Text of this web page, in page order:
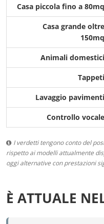
Casa piccola fino a 80mq
Casa grande oltre
150mq
Animali domestici
Tappeti
Lavaggio pavimenti
Controllo vocale
I verdetti tengono conto del
rispetto ai modelli attualmente
oggi alternative con prestazioni
È ATTUALE